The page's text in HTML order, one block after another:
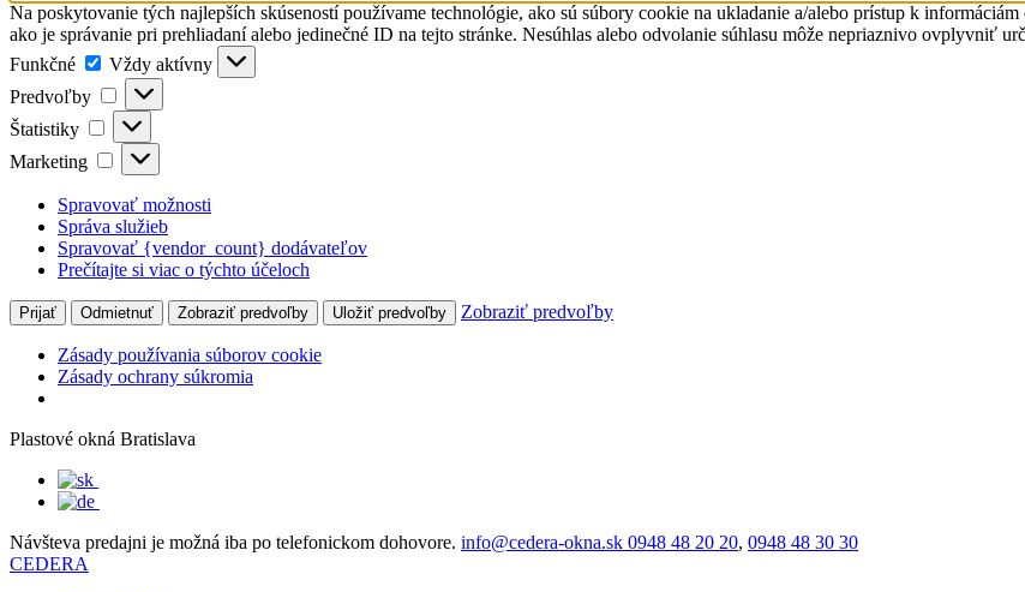
Na poskytovanie tých najlepších skúseností používame technológie, ako sú súbory cookie na ukladanie a/alebo prístup k
ako je správanie pri prehliadaní alebo jedinečné ID na tejto stránke. Nesúhlas alebo odvolanie súhlasu môže nepriaznivo ovplyvniť
Funkčné
Funkčné
Vždy aktívny
Predvoľby
Predvoľby
Štatistiky Štatistiky
Marketing Marketing
Spravovať možnosti
Správa služieb
Spravovať {vendor_count} dodávateľov
Prečítajte si viac o týchto účeloch
Prijať Odmietnuť Zobraziť predvoľby Uložiť predvoľby Zobraziť predvoľby
Zásady používania súborov cookie
Zásady ochrany súkromia
Plastové okná Bratislava
Návšteva predajni je možná iba po telefonickom dohovore. info@cedera-okna.sk 0948 48 20 20, 0948 48 30 30
CEDERA